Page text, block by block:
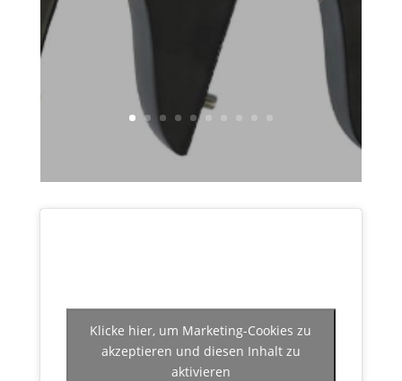
Klicke hier, um Marketing-Cookies zu
akzeptieren und diesen Inhalt zu
aktivieren